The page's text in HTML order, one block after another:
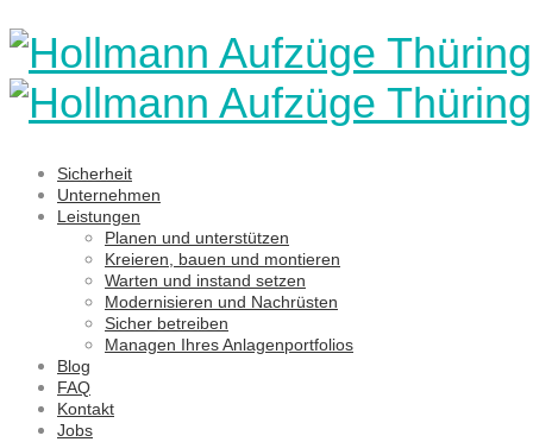
Sicherheit
Unternehmen
Leistungen
Planen und unterstützen
Kreieren, bauen und montieren
Warten und instand setzen
Modernisieren und Nachrüsten
Sicher betreiben
Managen Ihres Anlagenportfolios
Blog
FAQ
Kontakt
Jobs